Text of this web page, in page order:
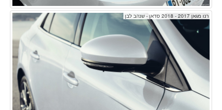
רנו מגאן 2017 - 2018 סדאן - שנהב לבן